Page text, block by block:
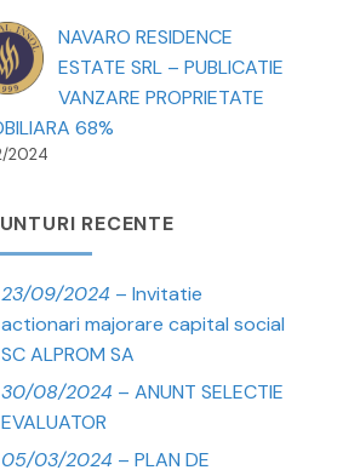
NAVARO RESIDENCE
ESTATE SRL – PUBLICATIE
VANZARE PROPRIETATE
68%
2024
RECENTE
23/09/2024 – Invitatie
actionari majorare capital social
SC ALPROM SA
30/08/2024 – ANUNT SELECTIE
EVALUATOR
05/03/2024 – PLAN DE